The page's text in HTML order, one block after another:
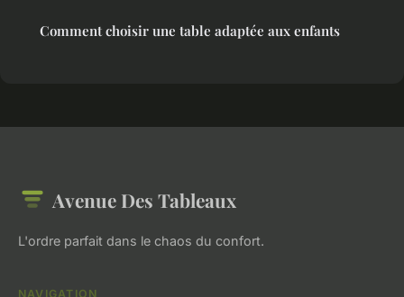
Comment choisir une table adaptée aux enfants
Avenue Des Tableaux
L'ordre parfait dans le chaos du confort.
NAVIGATION